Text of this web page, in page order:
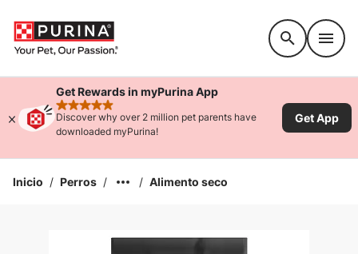
Get Rewards in myPurina App
rated 4.9 stars
Discover why over 2 million pet parents have
downloaded myPurina!
Get App
Inicio / Perros / / Alimento seco